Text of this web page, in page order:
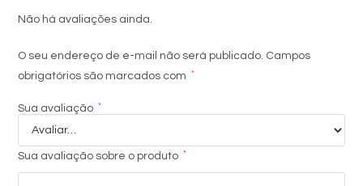
Não há avaliações ainda.
O seu endereço de e-mail não será publicado. Campos
obrigatórios são marcados com
*
Sua avaliação *
Sua avaliação sobre o produto *